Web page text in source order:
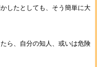
したとしても、そう簡単に大
ら、自分の知人、或いは危険